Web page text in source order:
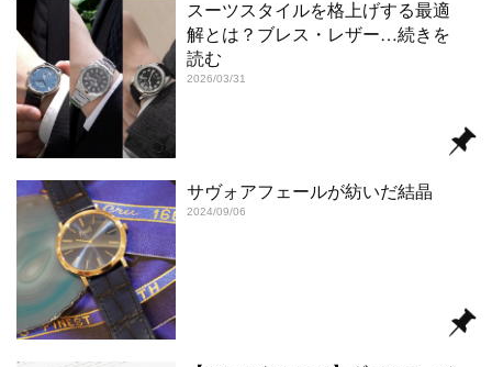
スーツスタイルを格上げする最適
解とは？ブレス・レザー…続きを
読む
2026/03/31
サヴォアフェールが紡いだ結晶
2024/09/06